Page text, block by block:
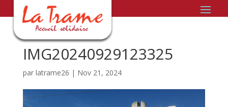
IMG20240929123325
par latrame26 | Nov 21, 2024